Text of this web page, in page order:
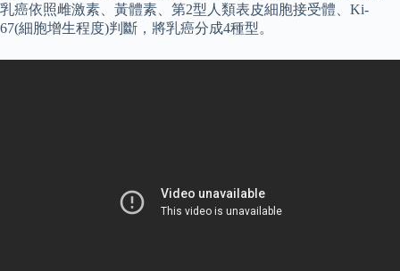
乳癌依照雌激素、黃體素、第2型人類表皮細胞接受體、Ki-
67(細胞增生程度)判斷，將乳癌分成4種型。